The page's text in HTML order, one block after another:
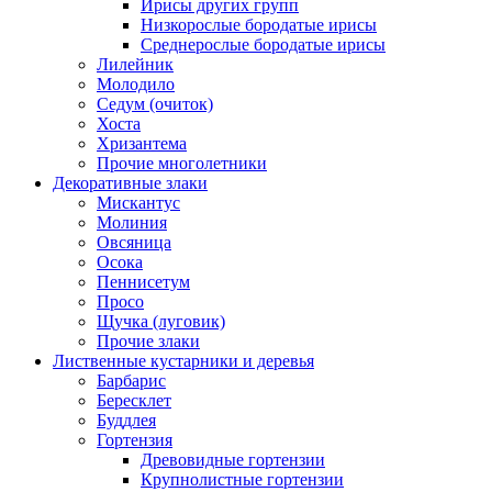
Ирисы других групп
Низкорослые бородатые ирисы
Среднерослые бородатые ирисы
Лилейник
Молодило
Седум (очиток)
Хоста
Хризантема
Прочие многолетники
Декоративные злаки
Мискантус
Молиния
Овсяница
Осока
Пеннисетум
Просо
Щучка (луговик)
Прочие злаки
Лиственные кустарники и деревья
Барбарис
Бересклет
Буддлея
Гортензия
Древовидные гортензии
Крупнолистные гортензии